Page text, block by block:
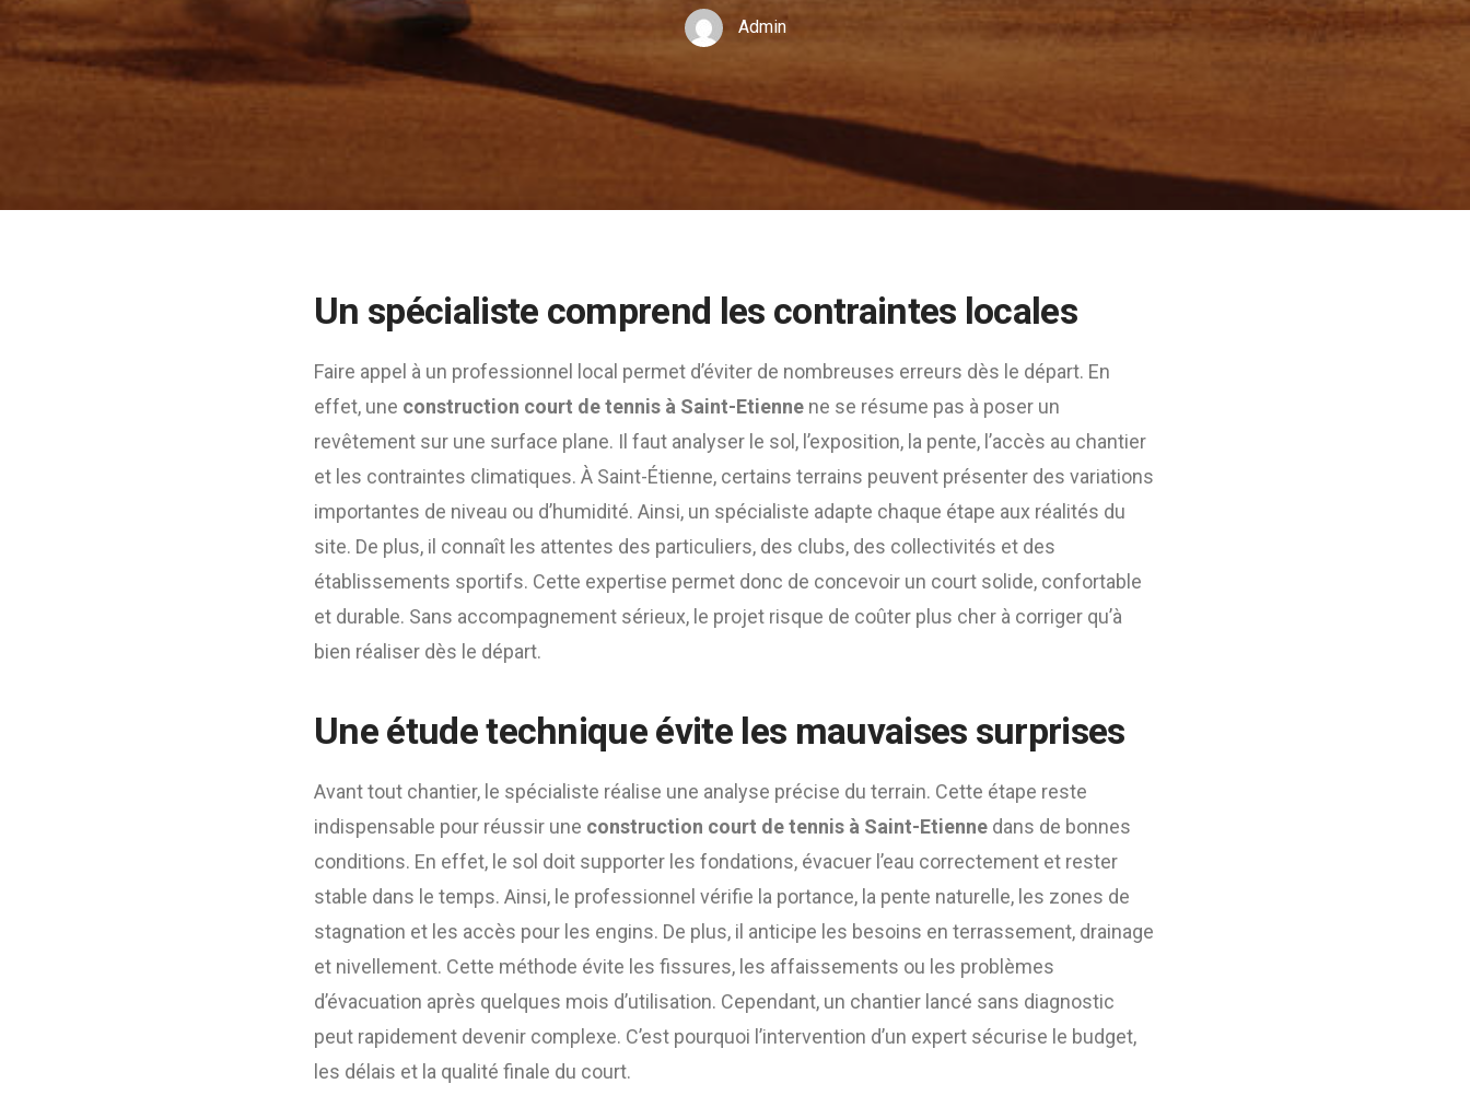
Admin
Un spécialiste comprend les contraintes locales
Faire appel à un professionnel local permet d’éviter de nombreuses erreurs dès le départ. En
effet, une construction court de tennis à Saint-Etienne ne se résume pas à poser un
revêtement sur une surface plane. Il faut analyser le sol, l’exposition, la pente, l’accès au chantier
et les contraintes climatiques. À Saint-Étienne, certains terrains peuvent présenter des variations
importantes de niveau ou d’humidité. Ainsi, un spécialiste adapte chaque étape aux réalités du
site. De plus, il connaît les attentes des particuliers, des clubs, des collectivités et des
établissements sportifs. Cette expertise permet donc de concevoir un court solide, confortable
et durable. Sans accompagnement sérieux, le projet risque de coûter plus cher à corriger qu’à
bien réaliser dès le départ.
Une étude technique évite les mauvaises surprises
Avant tout chantier, le spécialiste réalise une analyse précise du terrain. Cette étape reste
indispensable pour réussir une construction court de tennis à Saint-Etienne dans de bonnes
conditions. En effet, le sol doit supporter les fondations, évacuer l’eau correctement et rester
stable dans le temps. Ainsi, le professionnel vérifie la portance, la pente naturelle, les zones de
stagnation et les accès pour les engins. De plus, il anticipe les besoins en terrassement, drainage
et nivellement. Cette méthode évite les fissures, les affaissements ou les problèmes
d’évacuation après quelques mois d’utilisation. Cependant, un chantier lancé sans diagnostic
peut rapidement devenir complexe. C’est pourquoi l’intervention d’un expert sécurise le budget,
les délais et la qualité finale du court.